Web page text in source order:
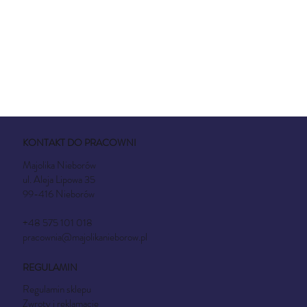
KONTAKT DO PRACOWNI
Majolika Nieborów
ul. Aleja Lipowa 35
99-416 Nieborów
+48 575 101 018
pracownia@majolikanieborow.pl
REGULAMIN
Regulamin sklepu
Zwroty i reklamacje